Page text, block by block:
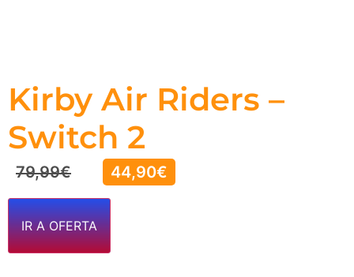
Kirby Air Riders –
Switch 2
79,99€ 44,90€
IR A OFERTA